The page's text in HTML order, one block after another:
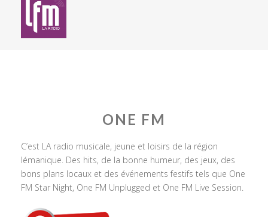
ONE FM
C’est LA radio musicale, jeune et loisirs de la région
lémanique. Des hits, de la bonne humeur, des jeux, des
bons plans locaux et des événements festifs tels que One
FM Star Night, One FM Unplugged et One FM Live Session.